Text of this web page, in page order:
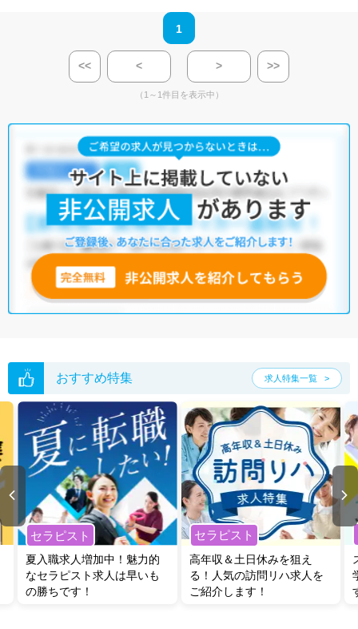
1
<< < > >>
（1～1件目を表示中）
おすすめ特集 求人特集一覧
セラピスト
夏入職求人増加中！魅力的
なセラピスト求人は早いも
の勝ちです！
セラピスト
高年収＆土日休みを狙え
る！人気の訪問リハ求人を
ご紹介します！